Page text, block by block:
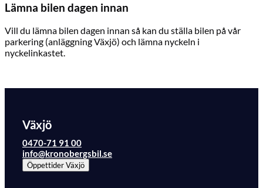
Lämna bilen dagen innan
Vill du lämna bilen dagen innan så kan du ställa bilen på vår
parkering (anläggning Växjö) och lämna nyckeln i
nyckelinkastet.
Växjö
0470-71 91 00
info@kronobergsbil.se
ÖppettiderVäxjö